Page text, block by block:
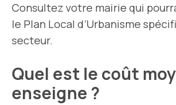
Consultez votre mairie qui
le Plan Local d’Urbanisme
secteur.
Quel est le coût
enseigne ?